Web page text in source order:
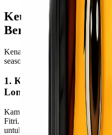
Keuntungan Kirim
Bersama Lionel
Kenapa banyak bisnis memilih
season?
1. Kapasitas Pengiriman
Lonjakan
Kami terbiasa menghadapi
Fitri. Artinya, sistem operasional
untuk menghadapi peningkatan